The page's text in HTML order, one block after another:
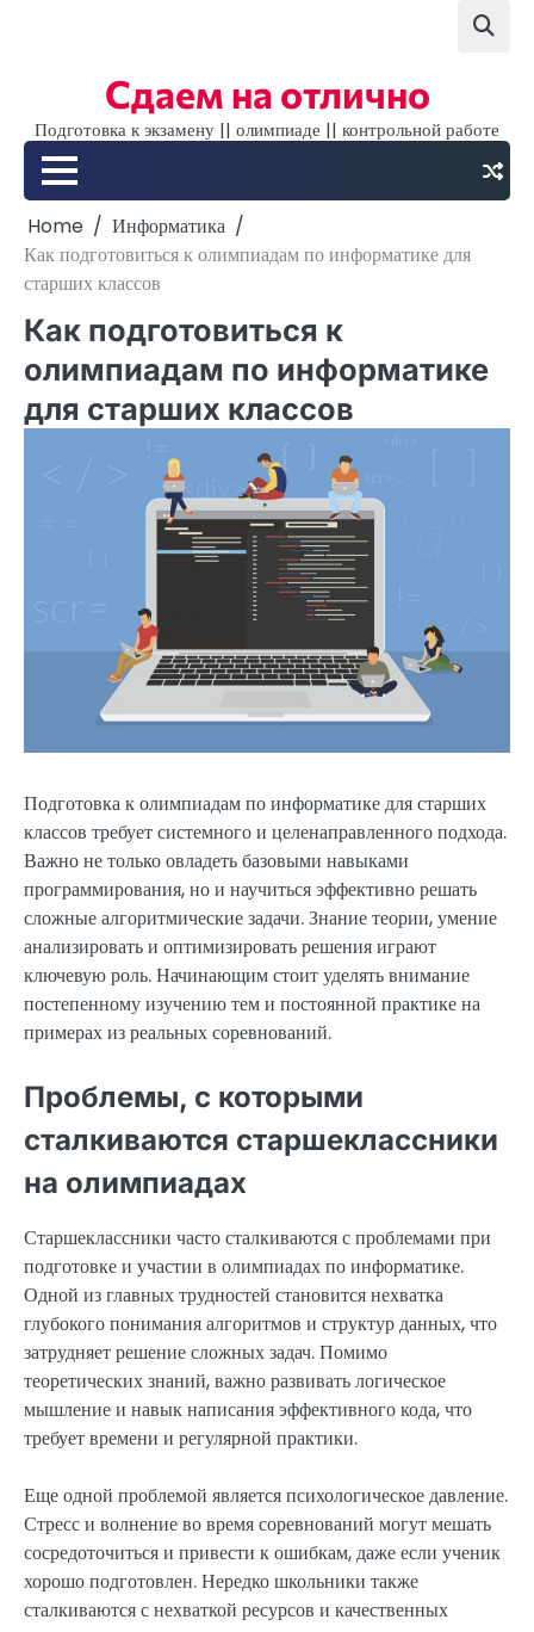
Сдаем на отлично
Подготовка к экзамену || олимпиаде || контрольной работе
Home
Информатика
Как подготовиться к олимпиадам по информатике для
старших классов
Как подготовиться к
олимпиадам по информатике
для старших классов
Подготовка к олимпиадам по информатике для старших
классов требует системного и целенаправленного подхода.
Важно не только овладеть базовыми навыками
программирования, но и научиться эффективно решать
сложные алгоритмические задачи. Знание теории, умение
анализировать и оптимизировать решения играют
ключевую роль. Начинающим стоит уделять внимание
постепенному изучению тем и постоянной практике на
примерах из реальных соревнований.
Проблемы, с которыми
сталкиваются старшеклассники
на олимпиадах
Старшеклассники часто сталкиваются с проблемами при
подготовке и участии в олимпиадах по информатике.
Одной из главных трудностей становится нехватка
глубокого понимания алгоритмов и структур данных, что
затрудняет решение сложных задач. Помимо
теоретических знаний, важно развивать логическое
мышление и навык написания эффективного кода, что
требует времени и регулярной практики.
Еще одной проблемой является психологическое давление.
Стресс и волнение во время соревнований могут мешать
сосредоточиться и привести к ошибкам, даже если ученик
хорошо подготовлен. Нередко школьники также
сталкиваются с нехваткой ресурсов и качественных